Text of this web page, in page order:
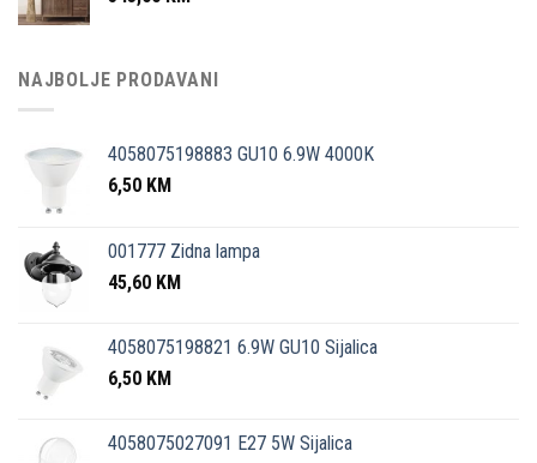
NAJBOLJE PRODAVANI
4058075198883 GU10 6.9W 4000K
6,50 KM
001777 Zidna lampa
45,60 KM
4058075198821 6.9W GU10 Sijalica
6,50 KM
4058075027091 E27 5W Sijalica